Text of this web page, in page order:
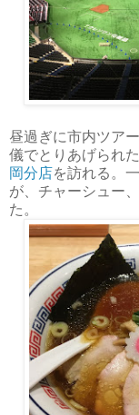
昼過ぎに市内ツア
儀でとりあげられ
岡分店を訪れる。
が、チャーシュー
た。